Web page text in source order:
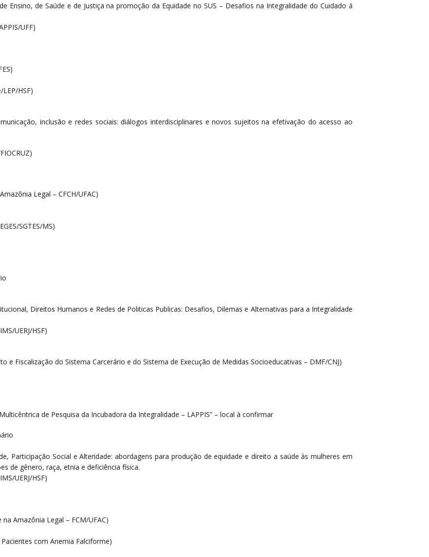
Ensino, de Saúde e de Justiça na promoção da Equidade no SUS – Desafios na Integralidade do Cuidado á
UFF)
HSF)
inclusão e redes sociais: diálogos interdisciplinares e novos sujeitos na efetivação do acesso ao
Legal – CFCH/UFAC)
SGTES/MS)
Direitos Humanos e Redes de Politicas Publicas: Desafios, Dilemas e Alternativas para a Integralidade
UERJ/HSF)
Fiscalização do Sistema Carcerário e do Sistema de Execução de Medidas Socioeducativas – DMF/CNJ)
de Pesquisa da Incubadora da Integralidade – LAPPIS” – local à confirmar
Participação Social e Alteridade: abordagens para produção de equidade e direito a saúde às mulheres em
de gênero, raça, etnia e deficiência física.
UERJ/HSF)
Amazônia Legal – FCM/UFAC)
com Anemia Falciforme)